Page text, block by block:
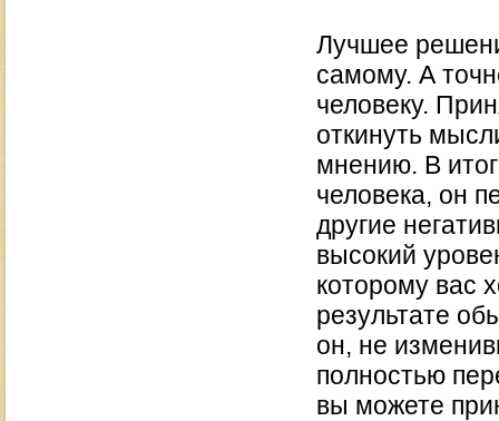
Лучшее
самому. А
человеку.
откинуть
мнению. В
человека, он
другие
высокий
которому вас
результате
он, не
полностью
вы можете